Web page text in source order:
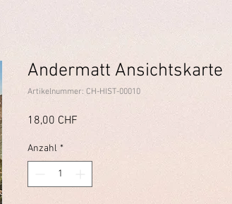
Andermatt Ansichtskarte
Artikelnummer: CH-HIST-00010
18,00 CHF
Anzahl *